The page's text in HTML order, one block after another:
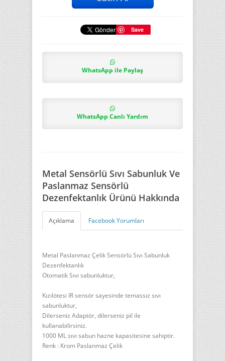
Save
WhatsApp ile Paylaş
WhatsApp Canlı Yardım
Metal Sensörlü Sıvı Sabunluk Ve
Paslanmaz Sensörlü
Dezenfektanlık Ürünü Hakkında
Açıklama Facebook Yorumları
Metal Paslanmaz Çelik Sensörlü Sıvı Sabunluk
Dezenfektanlık
Otomatik Sıvı sabunluktur,
Kızılötesi IR sensör sayesinde temassız sıvı
sabunluktur,
Dilerseniz Adaptör, dilerseniz pil ile
kullanabilirsiniz.
1000 ML sıvı sabun hazne kapasitesine sahiptir.
Renk : Krom Paslanmaz Çelik